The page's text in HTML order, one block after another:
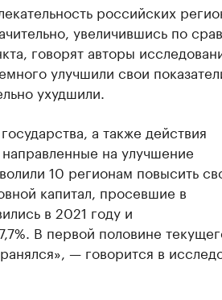
российских
увеличившись по
говорят авторы
улучшили свои
ухудшили.
а также действия
на улучшение
10 регионам повысить
капитал, просевшие в
в 2021 году и
В первой половине
— говорится в